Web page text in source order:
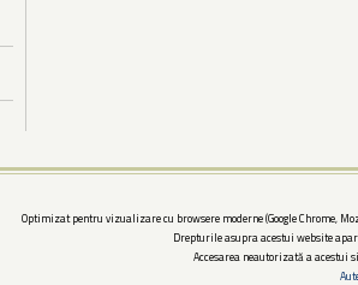
Optimizat pentru vizualizare cu browsere moderne (Google Chrome,
Drepturile asupra acestui website
Accesarea neautorizată a acestui